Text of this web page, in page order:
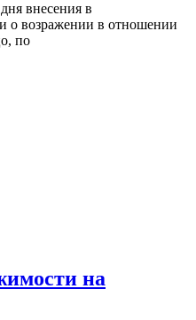
внесения в
о возражении в отношении
по
на